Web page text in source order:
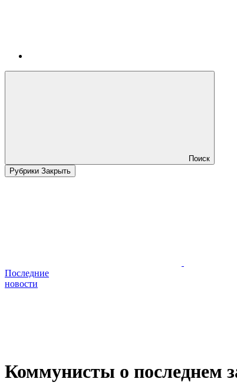
Поиск
Рубрики Закрыть
Последние
новости
Коммунисты о последнем